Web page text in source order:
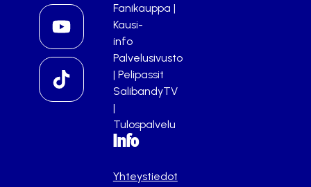
Fanikauppa |
Kausi-
info
Palvelusivusto
| Pelipassit
SalibandyTV
|
Tulospalvelu
Info
Yhteystiedot